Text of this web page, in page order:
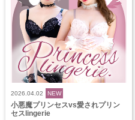
2026.04.02 NEW
小悪魔プリンセスvs愛されプリン
セスlingerie